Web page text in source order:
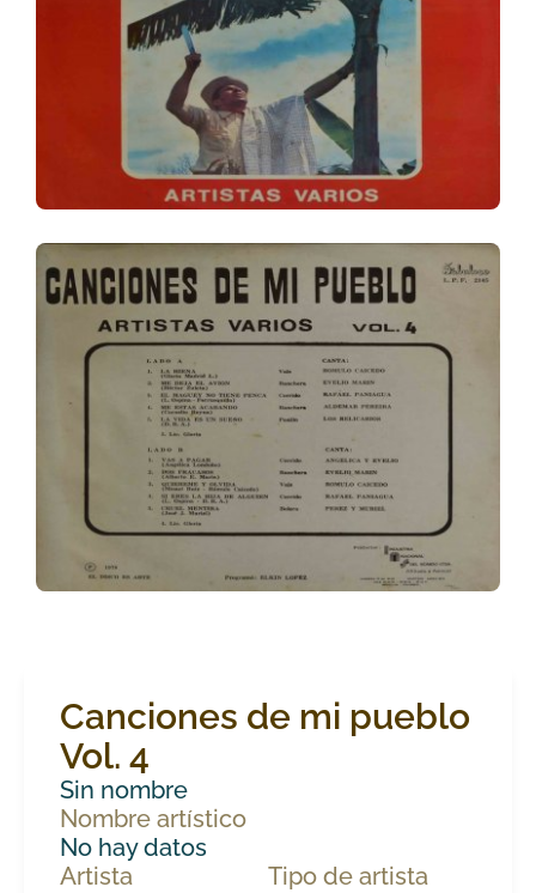
Canciones de mi pueblo
Vol. 4
Sin nombre
Nombre artístico
No hay datos
Artista
Tipo de artista